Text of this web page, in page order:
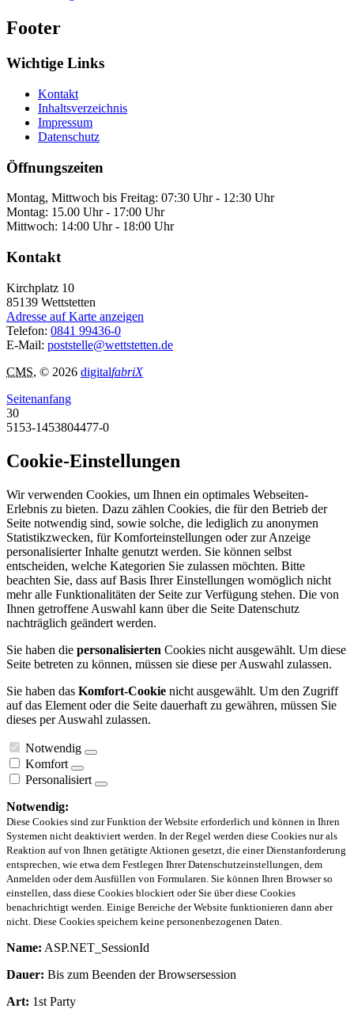
Footer
Wichtige Links
Kontakt
Inhaltsverzeichnis
Impressum
Datenschutz
Öffnungszeiten
Montag, Mittwoch bis Freitag: 07:30 Uhr - 12:30 Uhr
Montag: 15.00 Uhr - 17:00 Uhr
Mittwoch: 14:00 Uhr - 18:00 Uhr
Kontakt
Kirchplatz 10
85139 Wettstetten
Adresse auf Karte anzeigen
Telefon: 0841 99436-0
E-Mail: poststelle@wettstetten.de
CMS, © 2026 digitalfabriX
Seitenanfang
30
5153-1453804477-0
Cookie-Einstellungen
Wir verwenden Cookies, um Ihnen ein optimales Webseiten-
Erlebnis zu bieten. Dazu zählen Cookies, die für den Betrieb der
Seite notwendig sind, sowie solche, die lediglich zu anonymen
Statistikzwecken, für Komforteinstellungen oder zur Anzeige
personalisierter Inhalte genutzt werden. Sie können selbst
entscheiden, welche Kategorien Sie zulassen möchten. Bitte
beachten Sie, dass auf Basis Ihrer Einstellungen womöglich nicht
mehr alle Funktionalitäten der Seite zur Verfügung stehen. Die von
Ihnen getroffene Auswahl kann über die Seite Datenschutz
nachträglich geändert werden.
Sie haben die personalisierten Cookies nicht ausgewählt. Um diese
Seite betreten zu können, müssen sie diese per Auswahl zulassen.
Sie haben das Komfort-Cookie nicht ausgewählt. Um den Zugriff
auf das Element oder die Seite dauerhaft zu gewähren, müssen Sie
dieses per Auswahl zulassen.
Notwendig
Komfort
Personalisiert
Notwendig:
Diese Cookies sind zur Funktion der Website erforderlich und können in Ihren
Systemen nicht deaktiviert werden. In der Regel werden diese Cookies nur als
Reaktion auf von Ihnen getätigte Aktionen gesetzt, die einer Dienstanforderung
entsprechen, wie etwa dem Festlegen Ihrer Datenschutzeinstellungen, dem
Anmelden oder dem Ausfüllen von Formularen. Sie können Ihren Browser so
einstellen, dass diese Cookies blockiert oder Sie über diese Cookies
benachrichtigt werden. Einige Bereiche der Website funktionieren dann aber
nicht. Diese Cookies speichern keine personenbezogenen Daten.
Name: ASP.NET_SessionId
Dauer: Bis zum Beenden der Browsersession
Art: 1st Party